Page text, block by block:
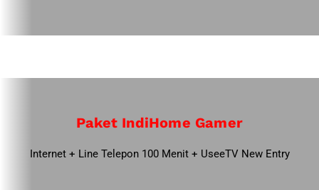
Paket IndiHome Gamer
Internet + Line Telepon 100 Menit + UseeTV New Entry